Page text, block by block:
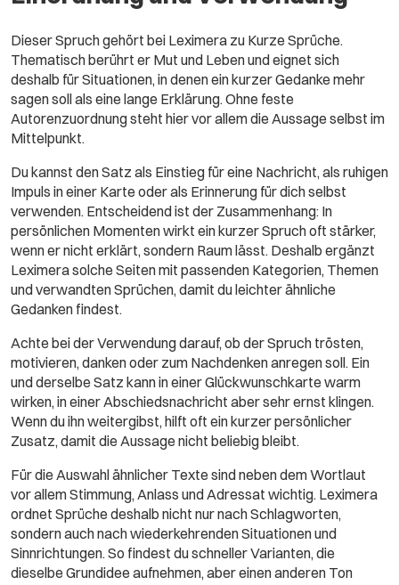
Dieser Spruch gehört bei Leximera zu Kurze Sprüche.
Thematisch berührt er Mut und Leben und eignet sich
deshalb für Situationen, in denen ein kurzer Gedanke mehr
sagen soll als eine lange Erklärung. Ohne feste
Autorenzuordnung steht hier vor allem die Aussage selbst im
Mittelpunkt.
Du kannst den Satz als Einstieg für eine Nachricht, als ruhigen
Impuls in einer Karte oder als Erinnerung für dich selbst
verwenden. Entscheidend ist der Zusammenhang: In
persönlichen Momenten wirkt ein kurzer Spruch oft stärker,
wenn er nicht erklärt, sondern Raum lässt. Deshalb ergänzt
Leximera solche Seiten mit passenden Kategorien, Themen
und verwandten Sprüchen, damit du leichter ähnliche
Gedanken findest.
Achte bei der Verwendung darauf, ob der Spruch trösten,
motivieren, danken oder zum Nachdenken anregen soll. Ein
und derselbe Satz kann in einer Glückwunschkarte warm
wirken, in einer Abschiedsnachricht aber sehr ernst klingen.
Wenn du ihn weitergibst, hilft oft ein kurzer persönlicher
Zusatz, damit die Aussage nicht beliebig bleibt.
Für die Auswahl ähnlicher Texte sind neben dem Wortlaut
vor allem Stimmung, Anlass und Adressat wichtig. Leximera
ordnet Sprüche deshalb nicht nur nach Schlagworten,
sondern auch nach wiederkehrenden Situationen und
Sinnrichtungen. So findest du schneller Varianten, die
dieselbe Grundidee aufnehmen, aber einen anderen Ton